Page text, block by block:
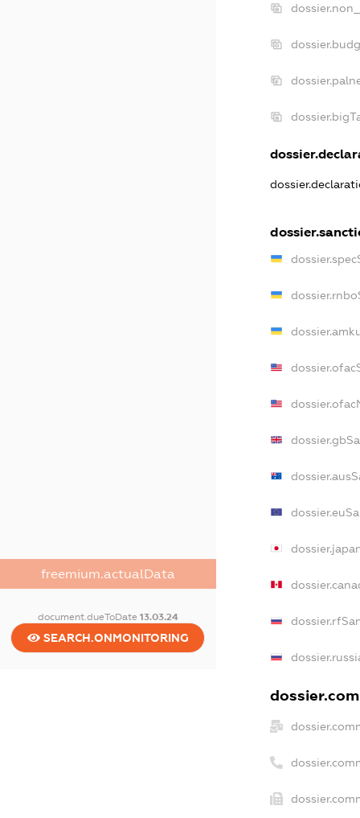
freemium.actualData
document.dueToDate 13.03.24
SEARCH.ONMONITORING